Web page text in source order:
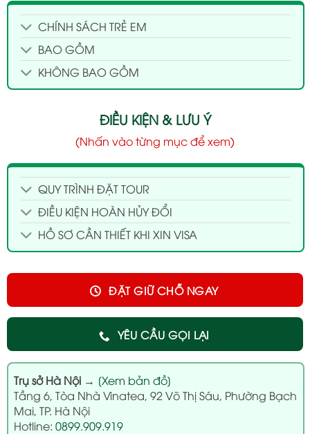
CHÍNH SÁCH TRẺ EM
BAO GỒM
KHÔNG BAO GỒM
ĐIỀU KIỆN & LƯU Ý
(Nhấn vào từng mục để xem)
QUY TRÌNH ĐẶT TOUR
ĐIỀU KIỆN HOÀN HỦY ĐỔI
HỒ SƠ CẦN THIẾT KHI XIN VISA
YÊU CẦU GỌI LẠI
ĐẶT GIỮ CHỖ NGAY
Trụ sở Hà Nội→ [Xem bản đồ]
Tầng 6, Tòa Nhà Vinatea, 92 Võ Thị Sáu, Phường Bạch
Mai, TP. Hà Nội
Hotline: 0899.909.919